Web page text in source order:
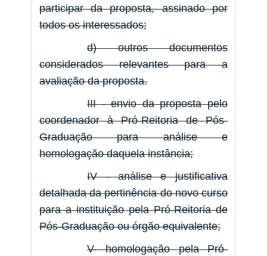
participar da proposta, assinado por
todos os interessados;
d) outros documentos
considerados relevantes para a
avaliação da proposta.
III - envio da proposta pelo
coordenador à Pró-Reitoria de Pós-
Graduação para análise e
homologação daquela instância;
IV - análise e justificativa
detalhada da pertinência do novo curso
para a instituição pela Pró-Reitoria de
Pós-Graduação ou órgão equivalente;
V- homologação pela Pró-